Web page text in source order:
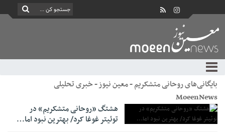
بایگانی‌های روحانی متشکریم - معین نیوز - خبری تحلیلی
MoeenNews
هشتگ «روحانی متشکریم» در
توئیتر غوغا کرد/ بهترین نبود اما…